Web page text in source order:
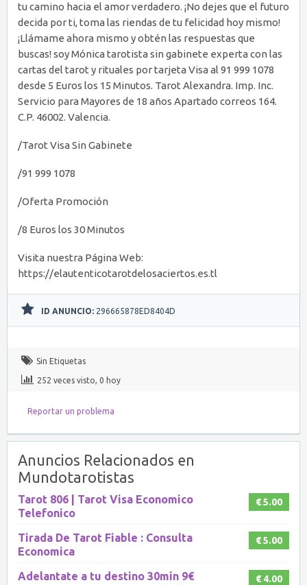
tu camino hacia el amor verdadero. ¡No dejes que el futuro
decida por ti, toma las riendas de tu felicidad hoy mismo!
¡Llámame ahora mismo y obtén las respuestas que
buscas! soy Mónica tarotista sin gabinete experta con las
cartas del tarot y rituales por tarjeta Visa al 91 999 1078
desde 5 Euros los 15 Minutos. Tarot Alexandra. Imp. Inc.
Servicio para Mayores de 18 años Apartado correos 164.
C.P. 46002. Valencia.
/Tarot Visa Sin Gabinete
/91 999 1078
/Oferta Promoción
/8 Euros los 30 Minutos
Visita nuestra Página Web:
https://elautenticotarotdelosaciertos.es.tl
ID ANUNCIO: 296665878ED8404D
Sin Etiquetas
252 veces visto, 0 hoy
Reportar un problema
Anuncios Relacionados en
Mundotarotistas
€ 5.00
Tarot 806 | Tarot Visa Economico
Telefonico
€ 5.00
Tirada De Tarot Fiable : Consulta
Economica
€ 4.00
Adelantate a tu destino 30min 9€